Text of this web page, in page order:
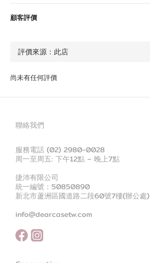
顧客評價
尚未有任何評價
聯絡我們
服務電話 (02) 2980-0028
周一至周五: 下午12點 – 晚上7點
捷沛有限公司
統一編號：50850890
新北市蘆洲區國道路二段60號7樓(辦公處)
info@dearcasetw.com